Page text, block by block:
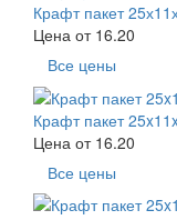
Крафт пакет
Цена от 16.20
Все цены
Крафт пакет
Цена от 16.20
Все цены